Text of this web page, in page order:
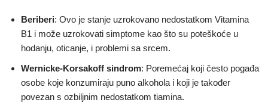
Beriberi: Ovo je stanje uzrokovano nedostatkom Vitamina
B1 i može uzrokovati simptome kao što su poteškoće u
hodanju, oticanje, i problemi sa srcem.
Wernicke-Korsakoff sindrom: Poremećaj koji često pogađa
osobe koje konzumiraju puno alkohola i koji je također
povezan s ozbiljnim nedostatkom tiamina.